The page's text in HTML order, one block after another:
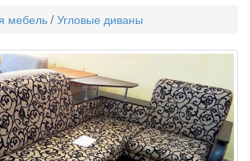
мебель / Угловые диваны